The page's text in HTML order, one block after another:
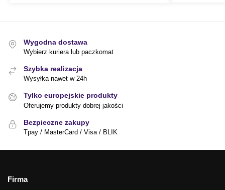
Wygodna dostawa
Wybierz kuriera lub paczkomat
Szybka realizacja
Wysyłka nawet w 24h
Tylko europejskie produkty
Oferujemy produkty dobrej jakości
Bezpieczne zakupy
Tpay / MasterCard / Visa / BLIK
Firma